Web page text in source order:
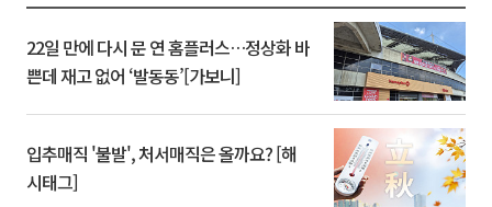
22일 만에 다시 문 연 홈플러스…정상화 바
쁜데 재고 없어 ‘발동동’[가보니]
입추매직 '불발', 처서매직은 올까요? [해
시태그]